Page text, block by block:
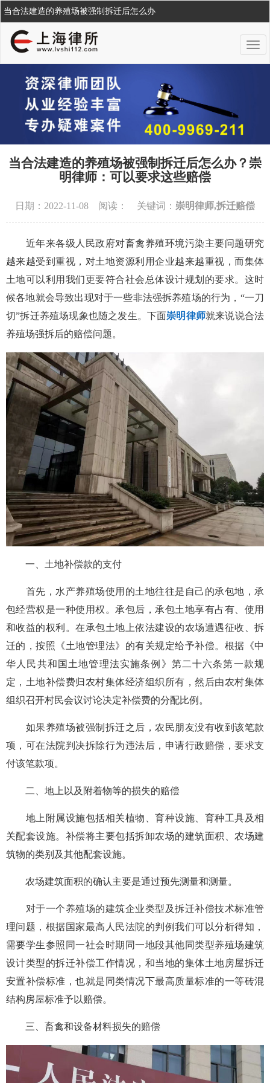
当合法建造的养殖场被强制拆迁后怎么办
当合法建造的养殖场被强制拆迁后怎么办？崇
明律师：可以要求这些赔偿
日期：2022-11-08 阅读： 关键词： 崇明律师,拆迁赔偿
近年来各级人民政府对畜禽养殖环境污染主要问题研究
越来越受到重视，对土地资源利用企业越来越重视，而集体
土地可以利用我们更要符合社会总体设计规划的要求。这时
候各地就会导致出现对于一些非法强拆养殖场的行为，“一刀
切”拆迁养殖场现象也随之发生。下面崇明律师就来说说合法
养殖场强拆后的赔偿问题。
一、土地补偿款的支付
首先，水产养殖场使用的土地往往是自己的承包地，承
包经营权是一种使用权。承包后，承包土地享有占有、使用
和收益的权利。在承包土地上依法建设的农场遭遇征收、拆
迁的，按照《土地管理法》的有关规定给予补偿。根据《中
华人民共和国土地管理法实施条例》第二十六条第一款规
定，土地补偿费归农村集体经济组织所有，然后由农村集体
组织召开村民会议讨论决定补偿费的分配比例。
如果养殖场被强制拆迁之后，农民朋友没有收到该笔款
项，可在法院判决拆除行为违法后，申请行政赔偿，要求支
付该笔款项。
二、地上以及附着物等的损失的赔偿
地上附属设施包括相关植物、育种设施、育种工具及相
关配套设施。补偿将主要包括拆卸农场的建筑面积、农场建
筑物的类别及其他配套设施。
农场建筑面积的确认主要是通过预先测量和测量。
对于一个养殖场的建筑企业类型及拆迁补偿技术标准管
理问题，根据国家最高人民法院的判例我们可以分析得知，
需要学生参照同一社会时期同一地段其他同类型养殖场建筑
设计类型的拆迁补偿工作情况，和当地的集体土地房屋拆迁
安置补偿标准，也就是同类情况下最高质量标准的一等砖混
结构房屋标准予以赔偿。
三、畜禽和设备材料损失的赔偿